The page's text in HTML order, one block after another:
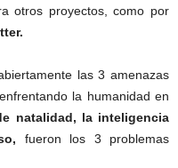
otros proyectos, como por
las 3 amenazas
la humanidad en
natalidad, la inteligencia
fueron los 3 problemas